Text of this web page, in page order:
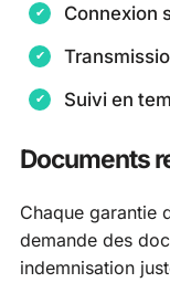
Connexion
Suivi en
Documents
Chaque garantie
demande des
indemnisation